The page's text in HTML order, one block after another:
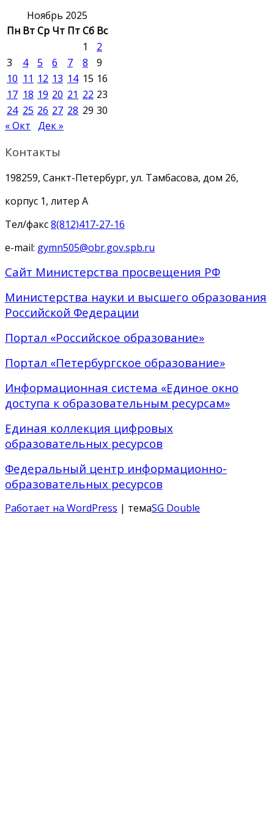
Ноябрь 2025
Пн ВтСр Чт ПтСб Вс
1
2
3
4 5 6 7 8
9
10 11 12 13 14 15 16
17 18 19 20 21 22 23
24 25 26 27 28 29 30
« Окт Дек »
Контакты
198259, Санкт-Петербург, ул. Тамбасова, дом 26,
корпус 1, литер А
Тел/факс8(812)417-27-16
e-mail: gymn505@obr.gov.spb.ru
Сайт Министерства просвещения РФ
Министерства науки и высшего образования
Российской Федерации
Портал «Российское образование»
Портал «Петербургское образование»
Информационная система «Единое окно
доступа к образовательным ресурсам»
Единая коллекция цифровых
образовательных ресурсов
Федеральный центр информационно-
образовательных ресурсов
Работает на WordPress | темаSG Double